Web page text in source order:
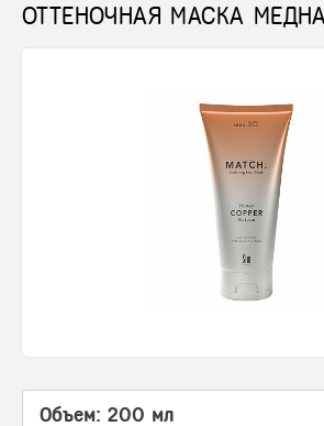
ОТТЕНОЧНАЯ МАСКА
Объем: 200 мл